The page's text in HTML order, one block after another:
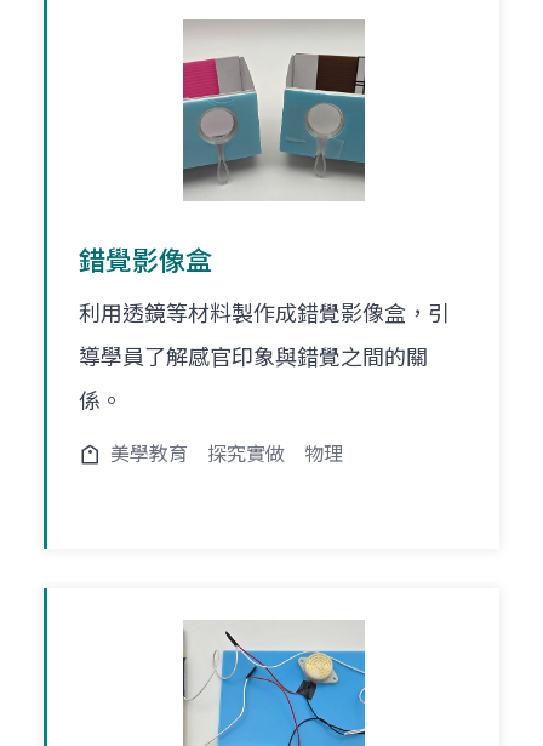
錯覺影像盒
利用透鏡等材料製作成錯覺影像盒，引
導學員了解感官印象與錯覺之間的關
係。
美學教育 探究實做 物理